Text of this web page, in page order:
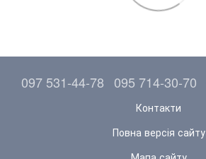
097 531-44-78 095 714-30-70
Контакти
Повна версія сайту